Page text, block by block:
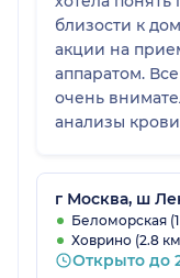
близости к
акции на
аппаратом. Все понравилось. Врач была
очень
анализы
обнаружено.
причину.
витамины
в прошлом
в клинику.
г Москва, ш
Беломорская
Ховрино (2.8
Открыто до